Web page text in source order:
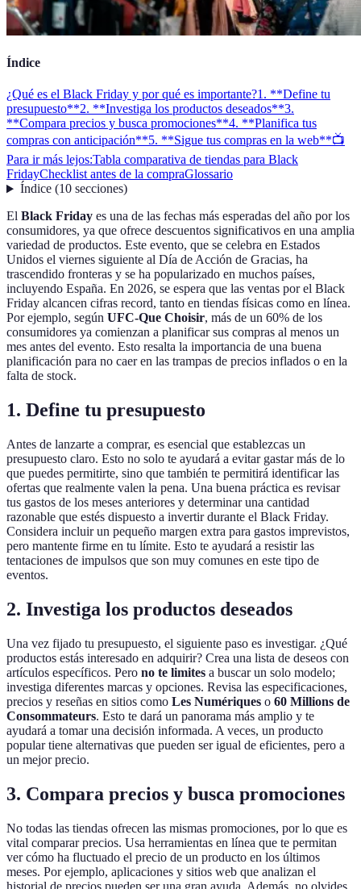
Índice
¿Qué es el Black Friday y por qué es importante?1. **Define tu
presupuesto**2. **Investiga los productos deseados**3.
**Compara precios y busca promociones**4. **Planifica tus
compras con anticipación**5. **Sigue tus compras en la web**📺
Para ir más lejos:Tabla comparativa de tiendas para Black
FridayChecklist antes de la compraGlossario
Índice(10 secciones)
El Black Friday es una de las fechas más esperadas del año por los
consumidores, ya que ofrece descuentos significativos en una amplia
variedad de productos. Este evento, que se celebra en Estados
Unidos el viernes siguiente al Día de Acción de Gracias, ha
trascendido fronteras y se ha popularizado en muchos países,
incluyendo España. En 2026, se espera que las ventas por el Black
Friday alcancen cifras record, tanto en tiendas físicas como en línea.
Por ejemplo, según UFC-Que Choisir, más de un 60% de los
consumidores ya comienzan a planificar sus compras al menos un
mes antes del evento. Esto resalta la importancia de una buena
planificación para no caer en las trampas de precios inflados o en la
falta de stock.
1. Define tu presupuesto
Antes de lanzarte a comprar, es esencial que establezcas un
presupuesto claro. Esto no solo te ayudará a evitar gastar más de lo
que puedes permitirte, sino que también te permitirá identificar las
ofertas que realmente valen la pena. Una buena práctica es revisar
tus gastos de los meses anteriores y determinar una cantidad
razonable que estés dispuesto a invertir durante el Black Friday.
Considera incluir un pequeño margen extra para gastos imprevistos,
pero mantente firme en tu límite. Esto te ayudará a resistir las
tentaciones de impulsos que son muy comunes en este tipo de
eventos.
2. Investiga los productos deseados
Una vez fijado tu presupuesto, el siguiente paso es investigar. ¿Qué
productos estás interesado en adquirir? Crea una lista de deseos con
artículos específicos. Pero no te limites a buscar un solo modelo;
investiga diferentes marcas y opciones. Revisa las especificaciones,
precios y reseñas en sitios como Les Numériques o 60 Millions de
Consommateurs. Esto te dará un panorama más amplio y te
ayudará a tomar una decisión informada. A veces, un producto
popular tiene alternativas que pueden ser igual de eficientes, pero a
un mejor precio.
3. Compara precios y busca promociones
No todas las tiendas ofrecen las mismas promociones, por lo que es
vital comparar precios. Usa herramientas en línea que te permitan
ver cómo ha fluctuado el precio de un producto en los últimos
meses. Por ejemplo, aplicaciones y sitios web que analizan el
historial de precios pueden ser una gran ayuda. Además, no olvides